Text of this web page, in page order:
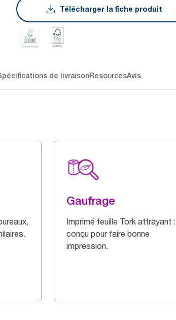
Télécharger la fiche produit
de livraisonResourcesAvis
Gaufrage
Imprimé feuille Tork attrayant :
conçu pour faire bonne
impression.